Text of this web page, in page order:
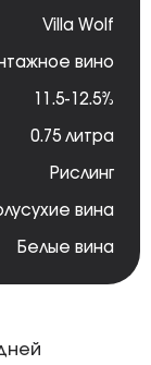
Villa Wolf
вино
11.5-12.5%
0.75 литра
Рислинг
вина
Белые вина